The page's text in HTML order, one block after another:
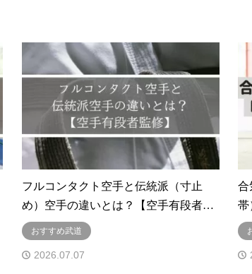
フルコンタクト空手と伝統派（寸止
め）空手の違いとは？【空手有段者…
おすすめ武道
2026.07.07
合
帯